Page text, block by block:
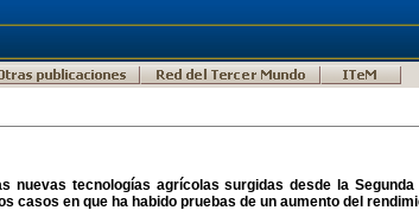
nuevas tecnologías agrícolas surgidas desde la
casos en que ha habido pruebas de un aumento del